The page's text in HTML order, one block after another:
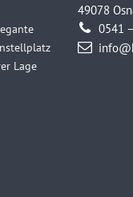
Lage
49078
0541